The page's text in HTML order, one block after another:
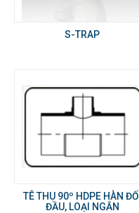
S-TRAP
TÊ THU 90º HDPE HÀN ĐỐI
ĐẦU, LOẠI NGẮN